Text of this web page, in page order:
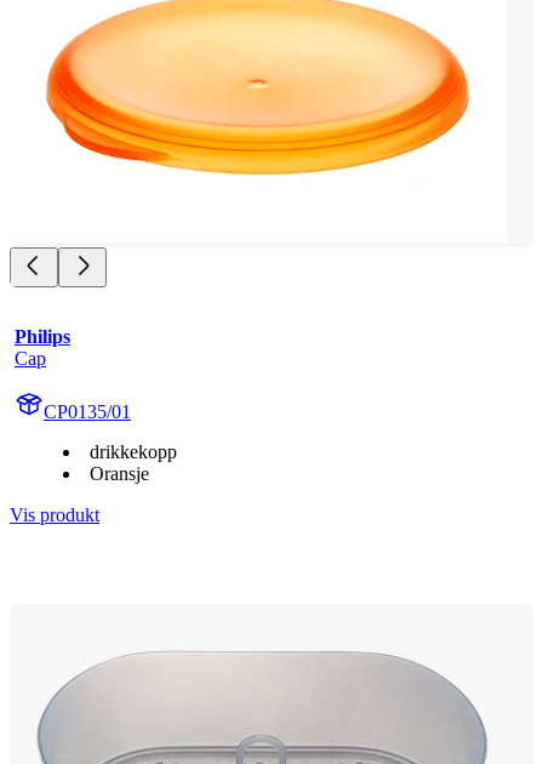
Philips
Cap
CP0135/01
drikkekopp
Oransje
Vis produkt